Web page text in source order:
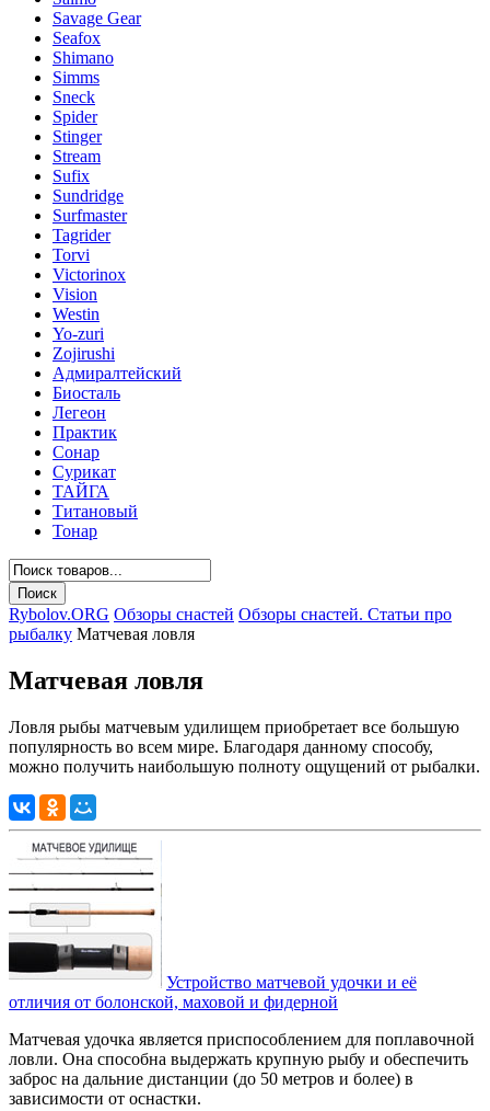
Savage Gear
Seafox
Shimano
Simms
Sneck
Spider
Stinger
Stream
Sufix
Sundridge
Surfmaster
Tagrider
Torvi
Victorinox
Vision
Westin
Yo-zuri
Zojirushi
Адмиралтейский
Биосталь
Легеон
Практик
Сонар
Сурикат
ТАЙГА
Титановый
Тонар
Rybolov.ORG Обзоры снастей Обзоры снастей. Статьи про
рыбалку Матчевая ловля
Матчевая ловля
Ловля рыбы матчевым удилищем приобретает все большую
популярность во всем мире. Благодаря данному способу,
можно получить наибольшую полноту ощущений от рыбалки.
Устройство матчевой удочки и её
отличия от болонской, маховой и фидерной
Матчевая удочка является приспособлением для поплавочной
ловли. Она способна выдержать крупную рыбу и обеспечить
заброс на дальние дистанции (до 50 метров и более) в
зависимости от оснастки.